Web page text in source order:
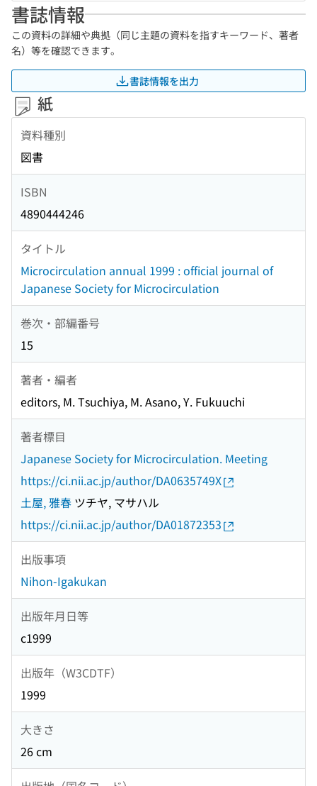
書誌情報
この資料の詳細や典拠（同じ主題の資料を指すキーワード、著者
名）等を確認できます。
書誌情報を出力
紙
資料種別
図書
ISBN
4890444246
タイトル
Microcirculation annual 1999 : official journal of
Japanese Society for Microcirculation
巻次・部編番号
15
著者・編者
editors, M. Tsuchiya, M. Asano, Y. Fukuuchi
著者標目
Japanese Society for Microcirculation. Meeting
https://ci.nii.ac.jp/author/DA0635749X
土屋, 雅春 ツチヤ, マサハル
https://ci.nii.ac.jp/author/DA01872353
出版事項
Nihon-Igakukan
出版年月日等
c1999
出版年（W3CDTF）
1999
大きさ
26 cm